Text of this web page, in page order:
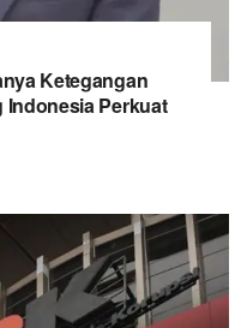
Ketegangan
Indonesia Perkuat